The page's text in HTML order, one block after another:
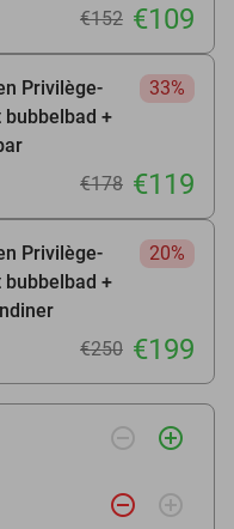
€152 €109
Privilège-
+
33%
€178 €119
Privilège-
+
20%
€250 €199
remove_circle_outline add_circle_outline
remove_circle_outline add_circle_outline